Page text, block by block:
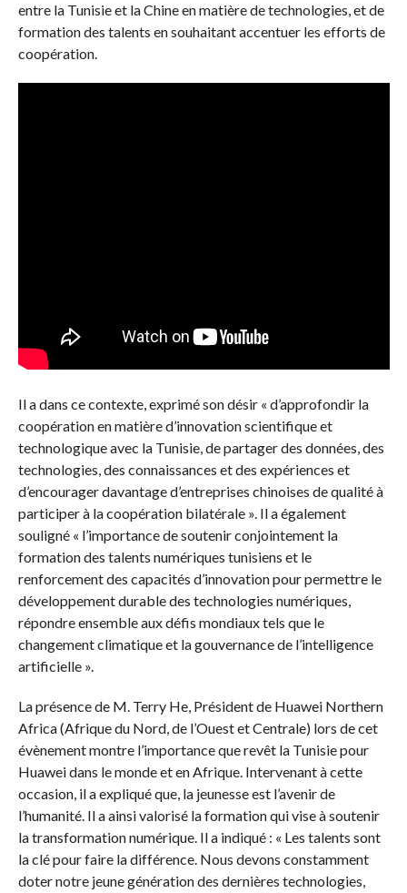
entre la Tunisie et la Chine en matière de technologies, et de
formation des talents en souhaitant accentuer les efforts de
coopération.
Il a dans ce contexte, exprimé son désir « d’approfondir la
coopération en matière d’innovation scientifique et
technologique avec la Tunisie, de partager des données, des
technologies, des connaissances et des expériences et
d’encourager davantage d’entreprises chinoises de qualité à
participer à la coopération bilatérale ». Il a également
souligné « l’importance de soutenir conjointement la
formation des talents numériques tunisiens et le
renforcement des capacités d’innovation pour permettre le
développement durable des technologies numériques,
répondre ensemble aux défis mondiaux tels que le
changement climatique et la gouvernance de l’intelligence
artificielle ».
La présence de M. Terry He, Président de Huawei Northern
Africa (Afrique du Nord, de l’Ouest et Centrale) lors de cet
évènement montre l’importance que revêt la Tunisie pour
Huawei dans le monde et en Afrique. Intervenant à cette
occasion, il a expliqué que, la jeunesse est l’avenir de
l’humanité. Il a ainsi valorisé la formation qui vise à soutenir
la transformation numérique. Il a indiqué : « Les talents sont
la clé pour faire la différence. Nous devons constamment
doter notre jeune génération des dernières technologies,